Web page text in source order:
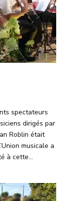
spectateurs
dirigés par
Roblin était
musicale a
à cette...